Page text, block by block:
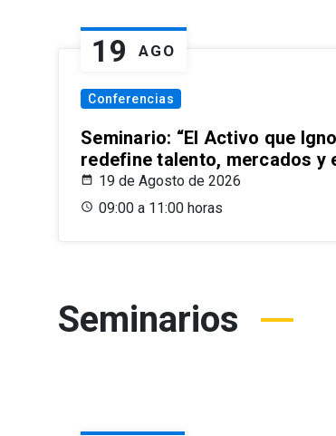
19 AGO
Conferencias
Seminario: “El Activo que
redefine talento, mercados y
19 de Agosto de 2026
09:00 a 11:00 horas
Seminarios